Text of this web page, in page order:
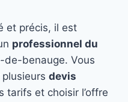
et précis, il est
professionnel du
de-benauge. Vous
devis
tarifs et choisir l’offre